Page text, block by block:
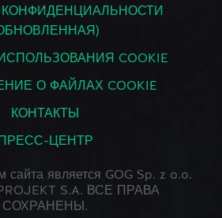
COOKIE
О ФАЙЛАХ COOKIE
КОНТАКТЫ
ЦЕНТР
сайта является GOG Sp. z o.o.
S.A. ВСЕ ПРАВА
СОХРАНЕНЫ.